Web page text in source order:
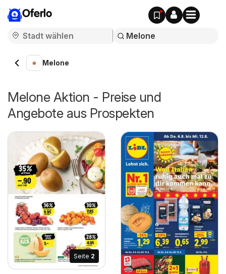
Oferlo
Melone
Melone Aktion - Preise und
Angebote aus Prospekten
Seite 2